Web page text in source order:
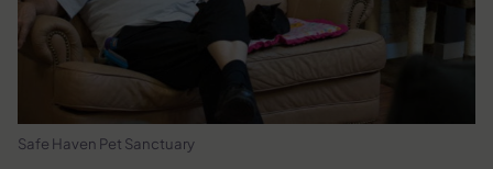
Safe Haven Pet Sanctuary